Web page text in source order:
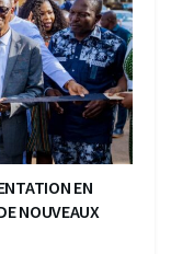
EN
NOUVEAUX